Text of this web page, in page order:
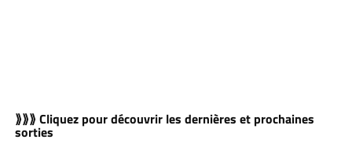
⟫⟫⟫ Cliquez pour découvrir les dernières et prochaines
sorties